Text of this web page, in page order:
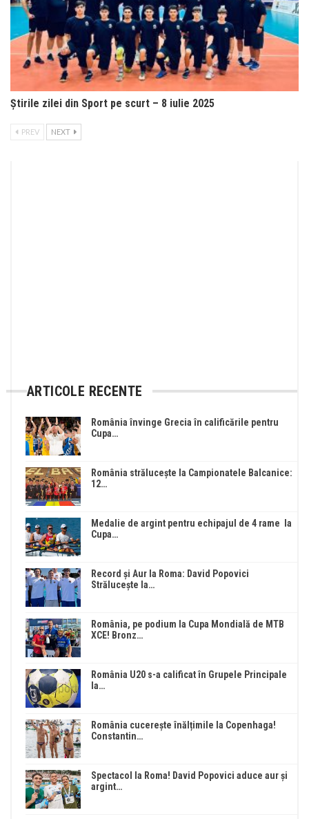
Știrile zilei din Sport pe scurt – 8 iulie 2025
PREV NEXT
ARTICOLE RECENTE
România învinge Grecia în calificările pentru
Cupa…
România strălucește la Campionatele Balcanice:
12…
Medalie de argint pentru echipajul de 4 rame la
Cupa…
Record și Aur la Roma: David Popovici
Strălucește la…
România, pe podium la Cupa Mondială de MTB
XCE! Bronz…
România U20 s-a calificat în Grupele Principale
la…
România cucerește înălțimile la Copenhaga!
Constantin…
Spectacol la Roma! David Popovici aduce aur și
argint…